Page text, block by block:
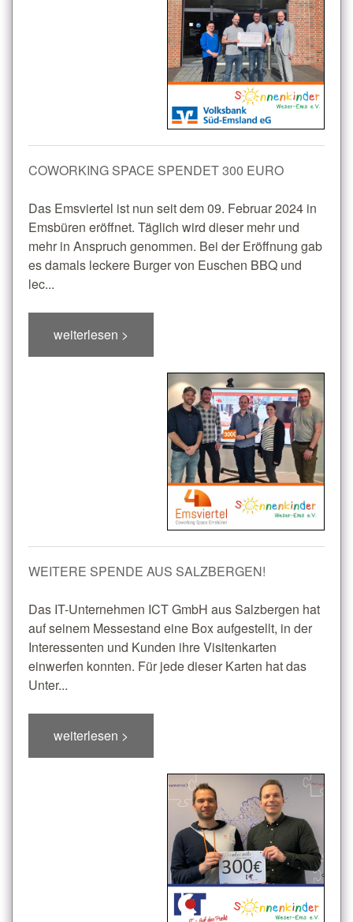
COWORKING SPACE SPENDET 300 EURO
Das Emsviertel ist nun seit dem 09. Februar 2024 in
Emsbüren eröffnet. Täglich wird dieser mehr und
mehr in Anspruch genommen. Bei der Eröffnung gab
es damals leckere Burger von Euschen BBQ und
lec...
weiterlesen >
WEITERE SPENDE AUS SALZBERGEN!
Das IT-Unternehmen ICT GmbH aus Salzbergen hat
auf seinem Messestand eine Box aufgestellt, in der
Interessenten und Kunden ihre Visitenkarten
einwerfen konnten. Für jede dieser Karten hat das
Unter...
weiterlesen >